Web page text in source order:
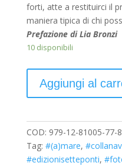
forti, atte a restituirci il
maniera tipica di chi
Prefazione di Lia Bronzi
10 disponibili
Aggiungi al
COD: 979-12-81005-77-8
Tag: #(a)mare,
#edizionisetteponti,